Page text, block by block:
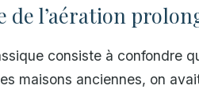
de l’aération
consiste à confondre
maisons anciennes, on